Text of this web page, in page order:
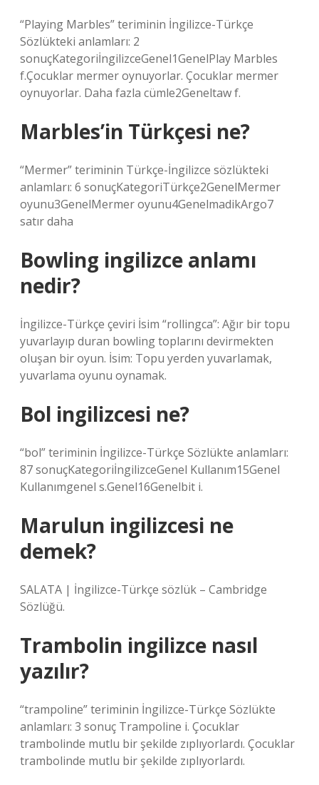
“Playing Marbles” teriminin İngilizce-Türkçe
Sözlükteki anlamları: 2
sonuçKategoriİngilizceGenel1GenelPlay Marbles
f.Çocuklar mermer oynuyorlar. Çocuklar mermer
oynuyorlar. Daha fazla cümle2Geneltaw f.
Marbles’in Türkçesi ne?
“Mermer” teriminin Türkçe-İngilizce sözlükteki
anlamları: 6 sonuçKategoriTürkçe2GenelMermer
oyunu3GenelMermer oyunu4GenelmadikArgo7
satır daha
Bowling ingilizce anlamı
nedir?
İngilizce-Türkçe çeviri İsim “rollingca”: Ağır bir topu
yuvarlayıp duran bowling toplarını devirmekten
oluşan bir oyun. İsim: Topu yerden yuvarlamak,
yuvarlama oyunu oynamak.
Bol ingilizcesi ne?
“bol” teriminin İngilizce-Türkçe Sözlükte anlamları:
87 sonuçKategoriİngilizceGenel Kullanım15Genel
Kullanımgenel s.Genel16Genelbit i.
Marulun ingilizcesi ne
demek?
SALATA | İngilizce-Türkçe sözlük – Cambridge
Sözlüğü.
Trambolin ingilizce nasıl
yazılır?
“trampoline” teriminin İngilizce-Türkçe Sözlükte
anlamları: 3 sonuç Trampoline i. Çocuklar
trambolinde mutlu bir şekilde zıplıyorlardı. Çocuklar
trambolinde mutlu bir şekilde zıplıyorlardı.